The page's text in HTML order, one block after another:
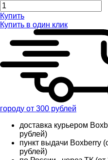
Купить
Купить в один клик
городу от 300 рублей
доставка курьером
рублей)
пункт выдачи Boxberry
рублей)